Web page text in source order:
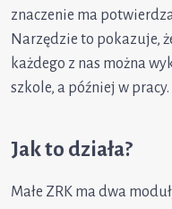
znaczenie ma
Narzędzie to pokazuje,
każdego z nas można
szkole, a później w pracy.
Jak to działa?
Małe ZRK ma dwa